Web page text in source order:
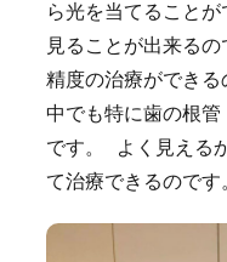
ら光を当てること
見ることが出来る
精度の治療ができる
中でも特に歯の根
です。 よく見える
て治療できるのです